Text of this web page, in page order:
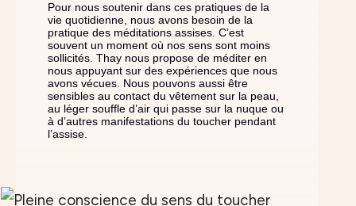
Pour nous soutenir dans ces pratiques de la
vie quotidienne, nous avons besoin de la
pratique des méditations assises. C’est
souvent un moment où nos sens sont moins
sollicités. Thay nous propose de méditer en
nous appuyant sur des expériences que nous
avons vécues. Nous pouvons aussi être
sensibles au contact du vêtement sur la peau,
au léger souffle d’air qui passe sur la nuque ou
à d’autres manifestations du toucher pendant
l’assise.